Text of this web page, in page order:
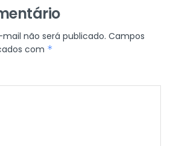
não será publicado. Campos
com *